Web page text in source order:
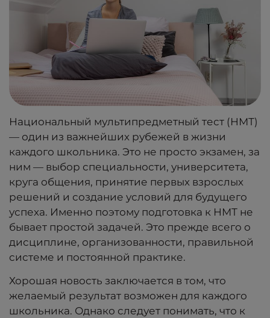
Национальный мультипредметный тест (НМТ)
— один из важнейших рубежей в жизни
каждого школьника. Это не просто экзамен, за
ним — выбор специальности, университета,
круга общения, принятие первых взрослых
решений и создание условий для будущего
успеха. Именно поэтому подготовка к НМТ не
бывает простой задачей. Это прежде всего о
дисциплине, организованности, правильной
системе и постоянной практике.
Хорошая новость заключается в том, что
желаемый результат возможен для каждого
школьника. Однако следует понимать, что к